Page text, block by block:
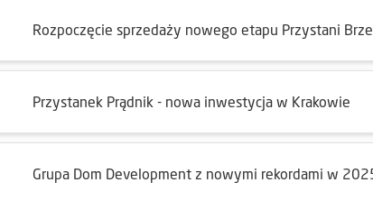
Rozpoczęcie sprzedaży nowego etapu Przystani
Przystanek Prądnik - nowa inwestycja w Krakowie
Grupa Dom Development z nowymi rekordami w